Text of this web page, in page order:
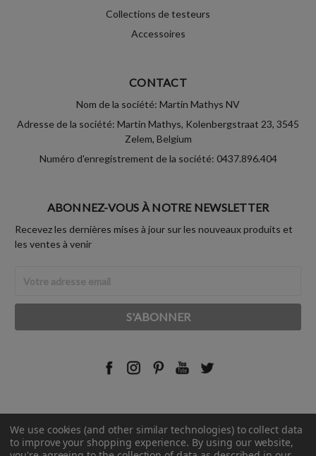
Collections de testeurs
Accessoires
CONTACT
Nom de la société: Martin Mathys NV
Adresse de la société: Martin Mathys, Kolenbergstraat 23, 3545
Zelem, Belgium
Numéro d'enregistrement de la société: 0437.896.404
ABONNEZ-VOUS À NOTRE NEWSLETTER
Recevez les dernières mises à jour sur les nouveaux produits et
les ventes à venir
Email
© 2026 Rust-Oleum France.
We use cookies (and other similar technologies) to collect data
to improve your shopping experience. By using our website,